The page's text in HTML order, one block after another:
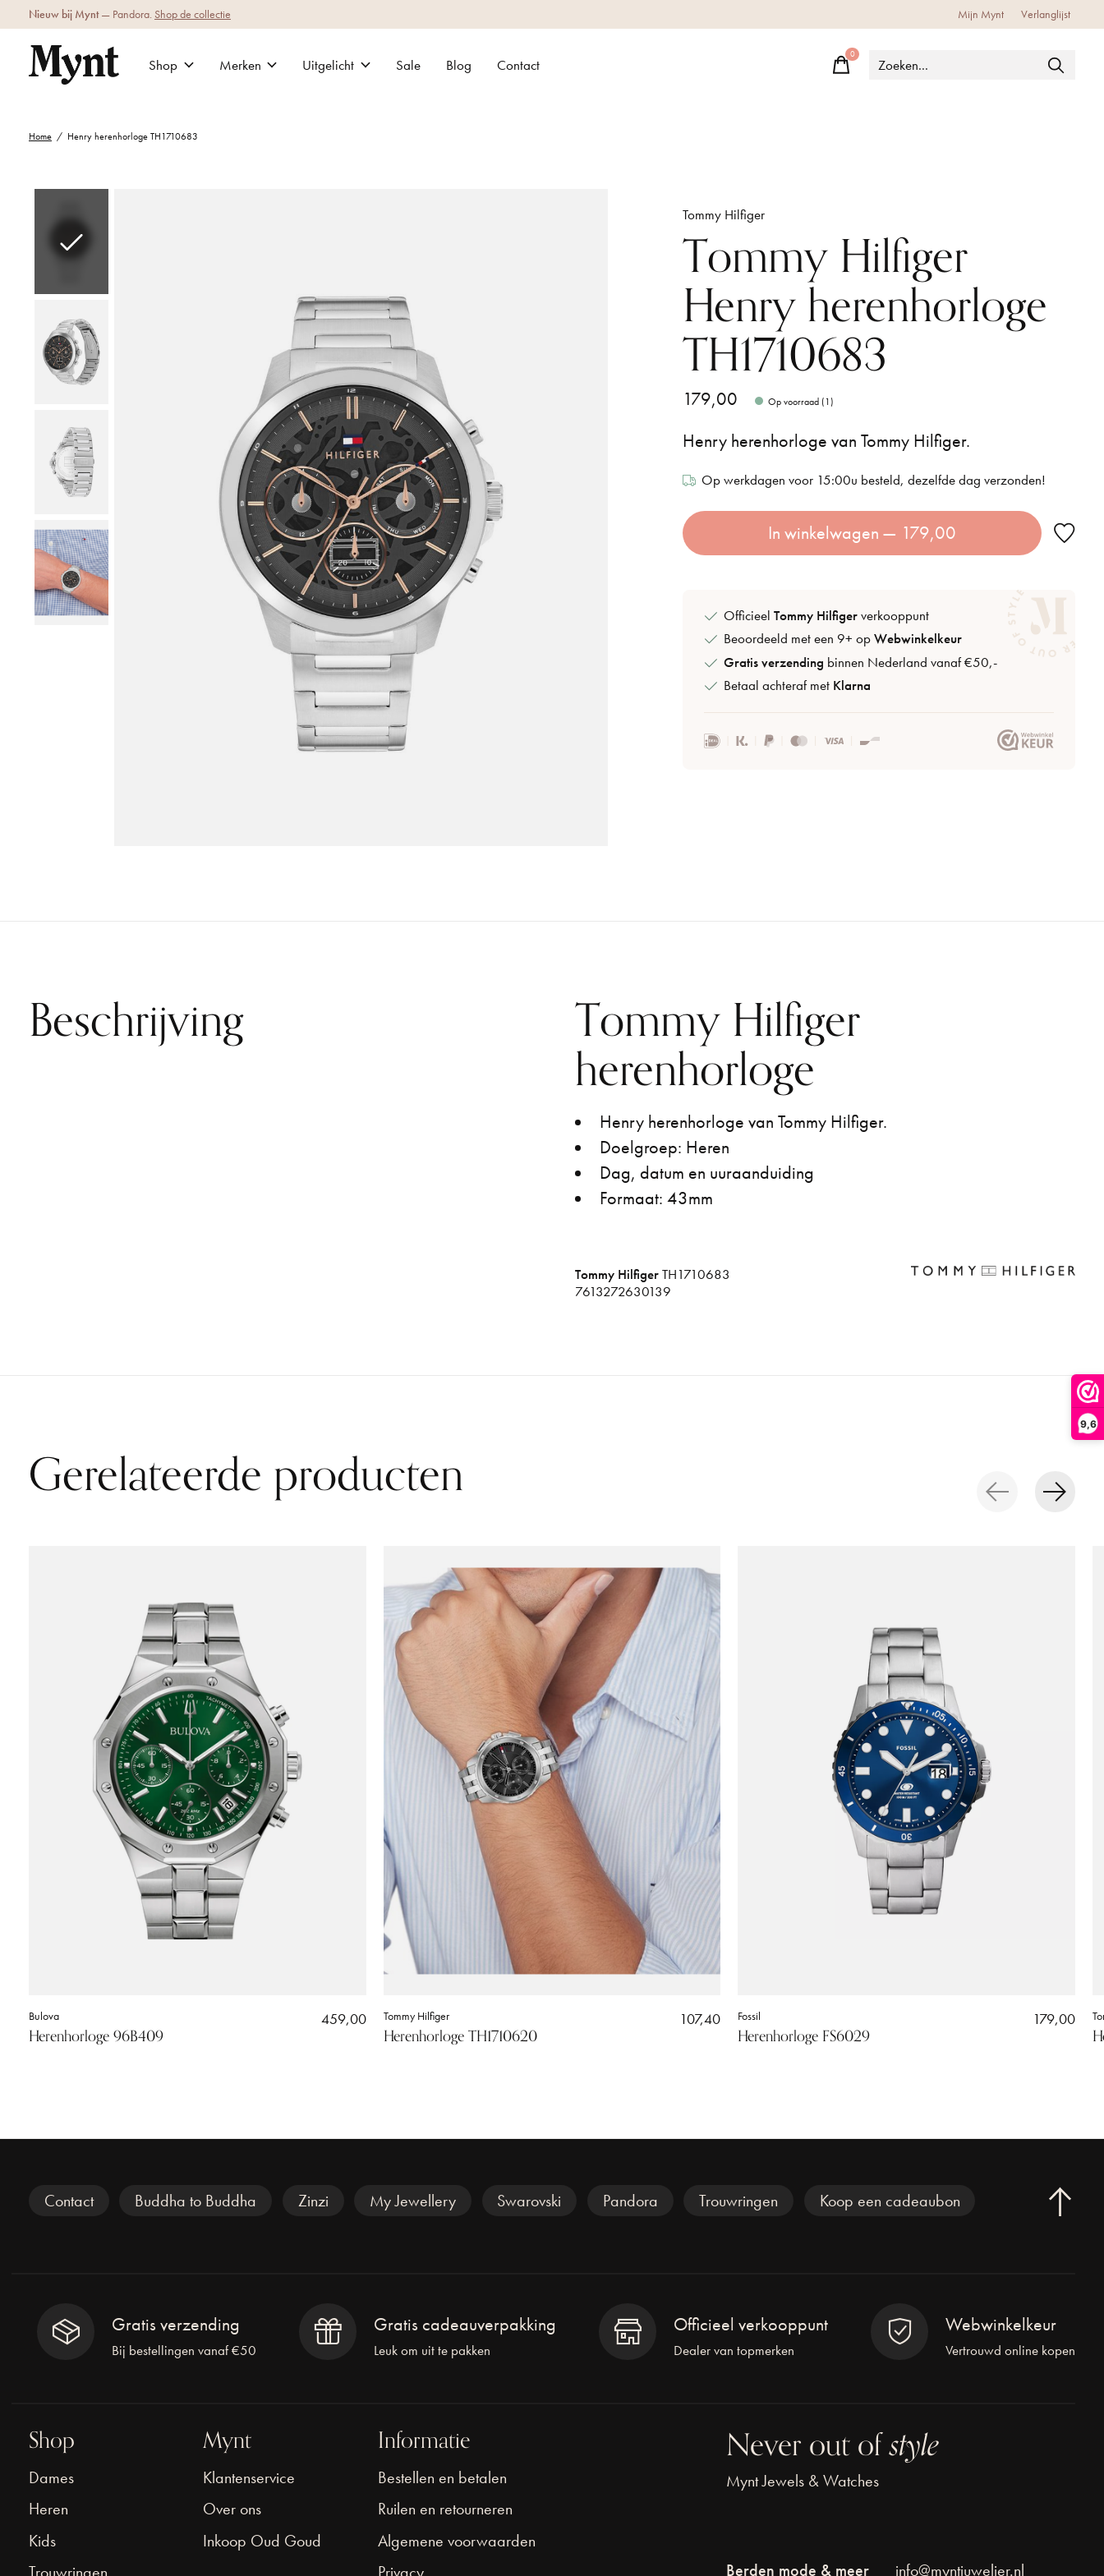
9,6
Nieuw bij Mynt— Pandora. Shop de collectie Mijn Mynt Verlanglijst
Shop Merken Uitgelicht Sale Blog Contact
0items
Home / Henry herenhorloge TH1710683
Tommy Hilfiger
Tommy Hilfiger
Henry herenhorloge
TH1710683
179,00 Op voorraad (1)
Henry herenhorloge van Tommy Hilfiger.
Op werkdagen voor 15:00u besteld, dezelfde dag verzonden!
In winkelwagen — 179,00
OfficieelTommy Hilfigerverkooppunt
Beoordeeld met een 9+ opWebwinkelkeur
Gratis verzending binnen Nederland vanaf €50,-
Betaal achteraf met Klarna
Beschrijving Tommy Hilfiger
herenhorloge
Henry herenhorloge van Tommy Hilfiger.
Doelgroep: Heren
Dag, datum en uuraanduiding
Formaat: 43mm
Tommy HilfigerTH1710683
7613272630139
Gerelateerde producten
Bulova
Herenhorloge 96B409
459,00 Tommy Hilfiger
Herenhorloge TH1710620
107,40 Fossil
Herenhorloge FS6029
179,00
Veel gezocht
Contact Buddha to Buddha Zinzi My Jewellery Swarovski Pandora Trouwringen Koop een cadeaubon
Gratis verzending
Bij bestellingen vanaf €50
Gratis cadeauverpakking
Leuk om uit te pakken
Officieel verkooppunt
Dealer van topmerken
Webwinkelkeur
Vertrouwd online kopen
Shop
Dames
Heren
Kids
Mynt
Klantenservice
Over ons
Inkoop Oud Goud
Informatie
Bestellen en betalen
Ruilen en retourneren
Algemene voorwaarden
Never out ofstyle
Mynt Jewels & Watches
Berden mode & meer info@myntjuwelier.nl